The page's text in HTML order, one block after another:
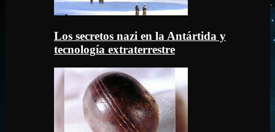
Los secretos nazi en la Antártida y
tecnología extraterrestre